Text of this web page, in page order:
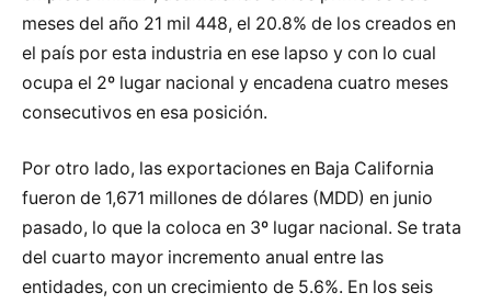
meses del año 21 mil 448, el 20.8% de los creados en
el país por esta industria en ese lapso y con lo cual
ocupa el 2º lugar nacional y encadena cuatro meses
consecutivos en esa posición.
Por otro lado, las exportaciones en Baja California
fueron de 1,671 millones de dólares (MDD) en junio
pasado, lo que la coloca en 3º lugar nacional. Se trata
del cuarto mayor incremento anual entre las
entidades, con un crecimiento de 5.6%. En los seis